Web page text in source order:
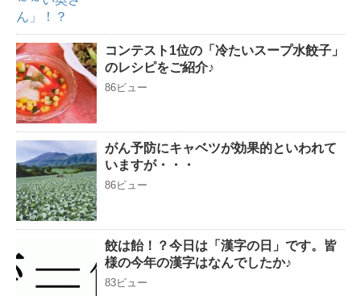
コンテスト1位の「冷たいスープ水餃子」
のレシピをご紹介♪
86ビュー
がん予防にキャベツが効果的といわれて
いますが・・・
86ビュー
餃は飴！？今日は「漢字の日」です。皆
様の今年の漢字はなんでしたか♪
83ビュー